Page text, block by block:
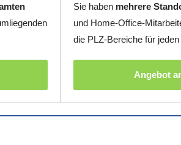
Sie haben mehrere
und Home-Office-
die PLZ-Bereiche für
Angebot